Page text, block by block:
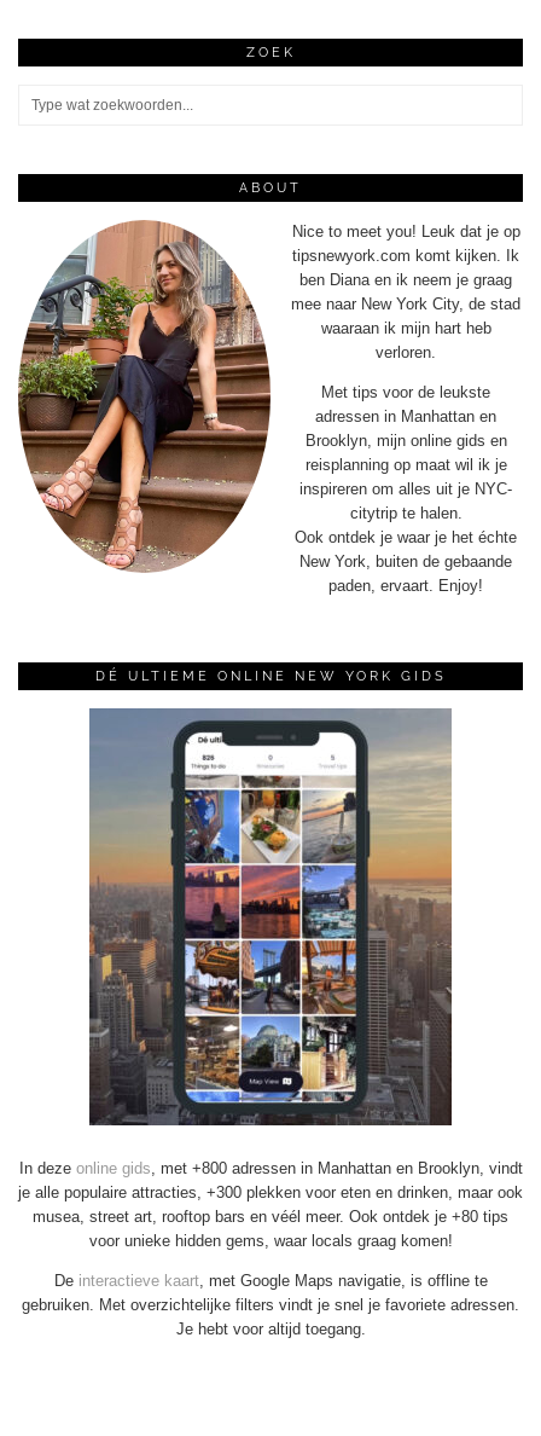
ZOEK
ABOUT
Nice to meet you! Leuk dat je op
tipsnewyork.com komt kijken. Ik
ben Diana en ik neem je graag
mee naar New York City, de stad
waaraan ik mijn hart heb
verloren.
Met tips voor de leukste
adressen in Manhattan en
Brooklyn, mijn online gids en
reisplanning op maat wil ik je
inspireren om alles uit je NYC-
citytrip te halen.
Ook ontdek je waar je het échte
New York, buiten de gebaande
paden, ervaart. Enjoy!
DÉ ULTIEME ONLINE NEW YORK GIDS
In deze online gids, met +800 adressen in Manhattan en Brooklyn, vindt
je alle populaire attracties, +300 plekken voor eten en drinken, maar ook
musea, street art, rooftop bars en véél meer. Ook ontdek je +80 tips
voor unieke hidden gems, waar locals graag komen!
De interactieve kaart, met Google Maps navigatie, is offline te
gebruiken. Met overzichtelijke filters vindt je snel je favoriete adressen.
Je hebt voor altijd toegang.